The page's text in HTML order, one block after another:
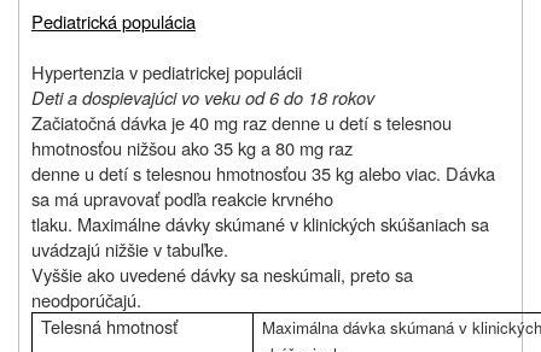
Pediatrická populácia
Hypertenzia v pediatrickej populácii
Deti a dospievajúci vo veku od 6 do 18 rokov
Začiatočná dávka je 40 mg raz denne u detí s telesnou
hmotnosťou nižšou ako 35 kg a 80 mg raz
denne u detí s telesnou hmotnosťou 35 kg alebo viac. Dávka
sa má upravovať podľa reakcie krvného
tlaku. Maximálne dávky skúmané v klinických skúšaniach sa
uvádzajú nižšie v tabuľke.
Vyššie ako uvedené dávky sa neskúmali, preto sa
neodporúčajú.
Telesná hmotnosť
Maximálna dávka skúmaná v